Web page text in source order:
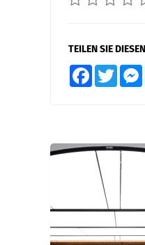
TEILEN SIE
FacebookTwitter